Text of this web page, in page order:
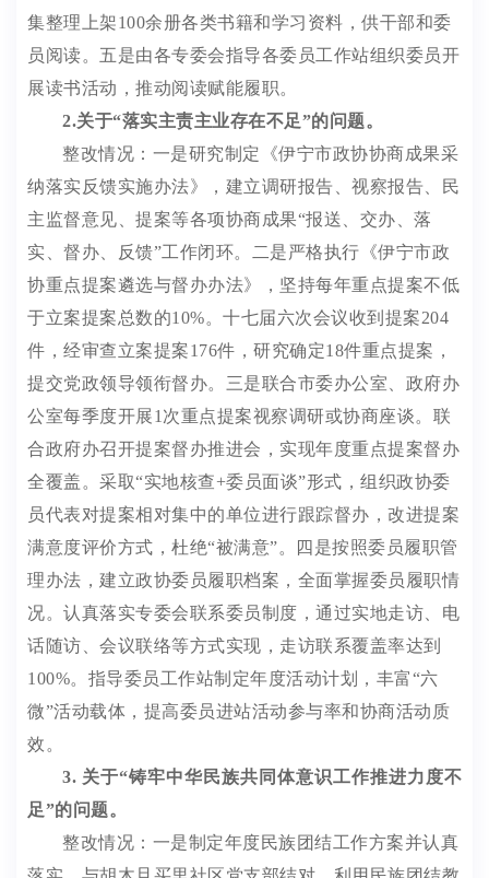
集整理上架100余册各类书籍和学习资料 ，供干部和委
员阅读。 五是由各专委会指导各委员工作站组织委员开
展读书活动，推动阅读赋能履职。
2.关于“落实主责主业存在不足”的问题。
整改情况：一是研究制定《伊宁市政协协商成果采
纳落实反馈实施办法》，建立调研报告、视察报告、民
主监督意见、提案等各项协商成果“报送、交办、落
实、督办、反馈”工作闭环。 二是严格执行《伊宁市政
协重点提案遴选与督办办法》， 坚持每年重点提案不低
于立案提案总数的10%。十七届六次会议收到提案204
件，经审查立案提案176件，研究确定1 8件重点提案，
提交党政领导领衔督办。 三是联合市委办公室、政府办
公室每季度开展1 次重点提案视察调研或协商座谈。 联
合政府办召开提案督办推进会 ， 实现年度重点提案督办
全覆盖 。 采取“实地核查+委员面谈”形式，组织政协委
员代表对提案相对集中的单位进行跟踪督办，改进提案
满意度评价方式，杜绝“被满意”。 四 是按照委员履职管
理办法，建立政协委员履职档案，全面掌握委员履职情
况。 认真落实专委会联系委员制度，通过实地走访、电
话随访、会议联络等方式实现，走访联系覆盖率达到
100%。指导委员工作站制定年度活动计划，丰富“六
微”活动载体， 提高委员进站活动参与率和协商活动质
效 。
3. 关于“铸牢中华民族共同体意识工作推进力度不
足”的问题。
整改情况：一是制定年度民族团结工作方案并认真